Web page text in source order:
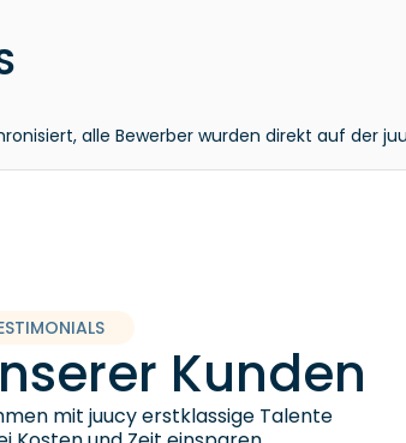
alle Bewerber wurden direkt auf der
Kunden
mit juucy erstklassige Talente